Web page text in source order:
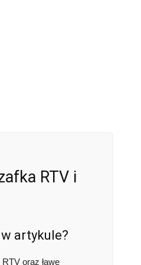
RTV i
artykule?
oraz ławę